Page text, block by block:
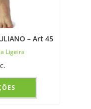
– Art 45
Ligeira